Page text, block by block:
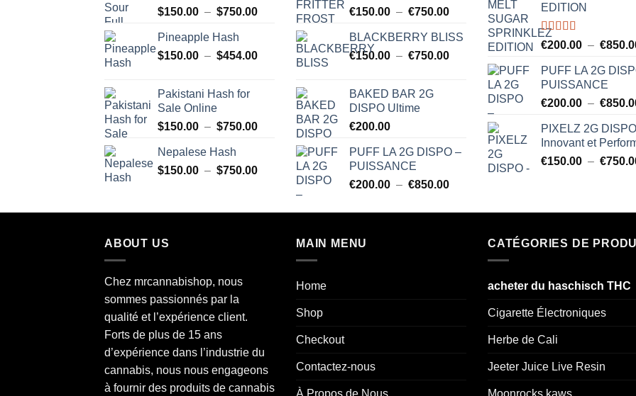
$150.00 – $750.00Plage
$150.00
$750.00
Pineapple Hash
$150.00 – $454.00Plage
$150.00
$454.00
Pakistani Hash for
Sale Online
$150.00 – $750.00Plage
$150.00
Nepalese Hash
$150.00 – $750.00Plage
$150.00
€150.00 – €750.00Plage
prix :
€150.00
€750.00
BLACKBERRY BLISS
€150.00 – €750.00Plage
€150.00
€750.00
BAKED BAR 2G
DISPO Ultime
€200.00
PUFF LA 2G DISPO –
PUISSANCE
€200.00 – €850.00Plage
prix :
€850.00
EDITION
Note5.00
€200.00 – €
PUFF LA 2G
PUISSANCE
€200.00 – €
PIXELZ 2G
Innovant et
€150.00 – €
ABOUT US
Chez mrcannabishop, nous
sommes passionnés par la
qualité et l’expérience client.
Forts de plus de 15 ans
d’expérience dans l’industrie du
cannabis, nous nous engageons
à fournir des produits de cannabis
MAIN MENU
Home
Shop
Checkout
Contactez-nous
CATÉGORIES DE
acheter du haschisch THC
Cigarette Électroniques
Herbe de Cali
Jeeter Juice Live Resin